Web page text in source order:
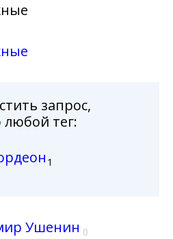
запрос,
любой тег:
1
Ушенин 0